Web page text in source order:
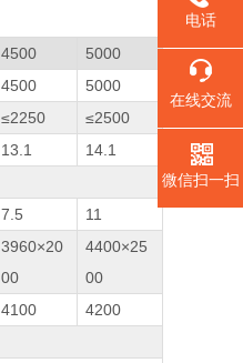
4500
5000
4500
5000
≤2250
≤2500
13.1
14.1
7.5 11
3960×20
00
4400×25
00
4100
4200
电话
在线交流
微信扫一扫